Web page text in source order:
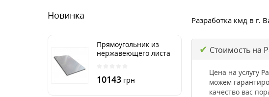
Новинка
Прямоугольник из
нержавеющего листа
10143 грн
Разработка кмд в г.
✔ Стоимость на
Цена на услугу
можем
качество вас